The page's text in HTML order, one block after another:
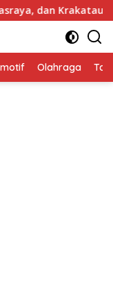
dan Krakatau Steel
Olahraga